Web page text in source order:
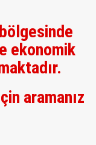
ekonomik
aramanız